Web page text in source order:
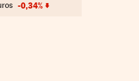
-0,34%